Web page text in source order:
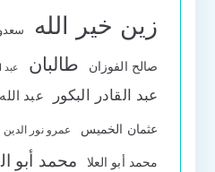
زين خير الله
صالح الفوزان طالبان عبد
عبد القادر البكور عبد
عثمان الخميس عمرو نور الدين
محمد أبو العلا محمد أبو